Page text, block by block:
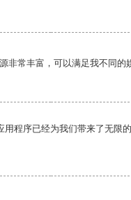
非常丰富，可以满足我不同的
用程序已经为我们带来了无限